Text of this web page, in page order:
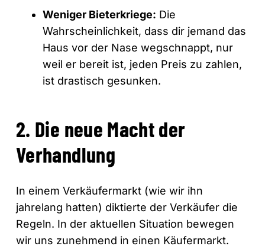
Weniger Bieterkriege: Die
Wahrscheinlichkeit, dass dir jemand das
Haus vor der Nase wegschnappt, nur
weil er bereit ist, jeden Preis zu zahlen,
ist drastisch gesunken.
2. Die neue Macht der
Verhandlung
In einem Verkäufermarkt (wie wir ihn
jahrelang hatten) diktierte der Verkäufer die
Regeln. In der aktuellen Situation bewegen
wir uns zunehmend in einen Käufermarkt.